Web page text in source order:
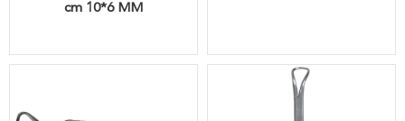
cm 10*6 MM